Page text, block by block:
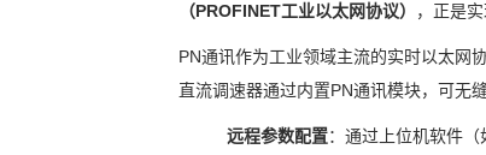
（PROFINET工业以太网协议）
，正是
PN通讯作为工业领域主流的实时以太网
直流调速器通过内置PN通讯模块，可无
远程参数配置：通过上位机软件（